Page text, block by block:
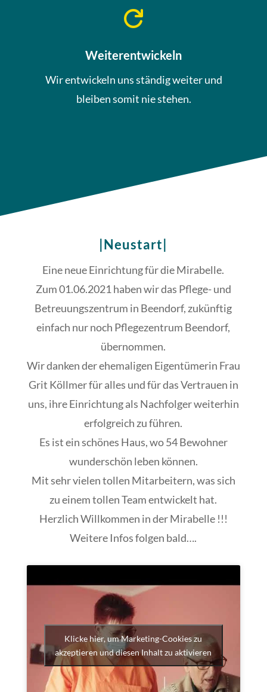

Weiterentwickeln
Wir entwickeln uns ständig weiter und
bleiben somit nie stehen.
|Neustart|
Eine neue Einrichtung für die Mirabelle.
Zum 01.06.2021 haben wir das Pflege- und
Betreuungszentrum in Beendorf, zukünftig
einfach nur noch Pflegezentrum Beendorf,
übernommen.
Wir danken der ehemaligen Eigentümerin Frau
Grit Köllmer für alles und für das Vertrauen in
uns, ihre Einrichtung als Nachfolger weiterhin
erfolgreich zu führen.
Es ist ein schönes Haus, wo 54 Bewohner
wunderschön leben können.
Mit sehr vielen tollen Mitarbeitern, was sich
zu einem tollen Team entwickelt hat.
Herzlich Willkommen in der Mirabelle !!!
Weitere Infos folgen bald….
Klicke hier, um Marketing-Cookies zu
akzeptieren und diesen Inhalt zu aktivieren